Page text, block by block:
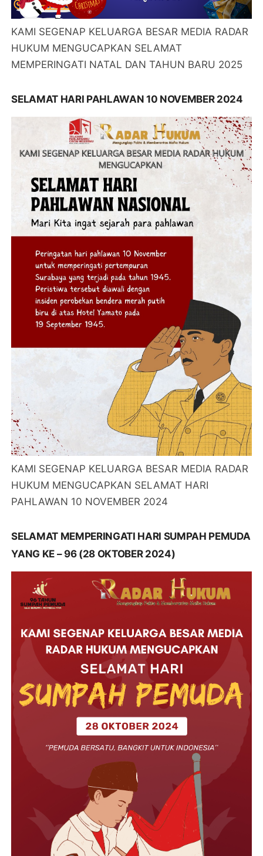
KAMI SEGENAP KELUARGA BESAR MEDIA RADAR
HUKUM MENGUCAPKAN SELAMAT
MEMPERINGATI NATAL DAN TAHUN BARU 2025
SELAMAT HARI PAHLAWAN 10 NOVEMBER 2024
KAMI SEGENAP KELUARGA BESAR MEDIA RADAR
HUKUM MENGUCAPKAN SELAMAT HARI
PAHLAWAN 10 NOVEMBER 2024
SELAMAT MEMPERINGATI HARI SUMPAH PEMUDA
YANG KE – 96 (28 OKTOBER 2024)